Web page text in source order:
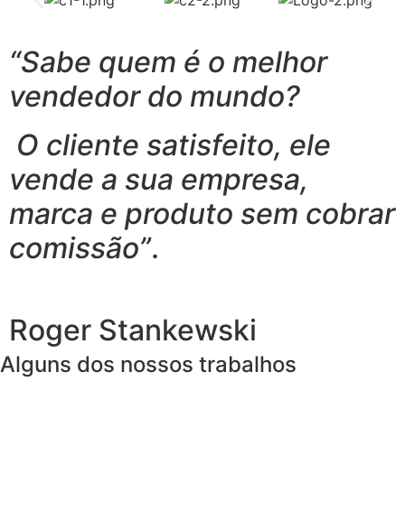
“Sabe quem é o melhor
vendedor do mundo?
O cliente satisfeito, ele
vende a sua empresa,
marca e produto sem cobrar
comissão”.
Roger Stankewski
Alguns dos nossos trabalhos